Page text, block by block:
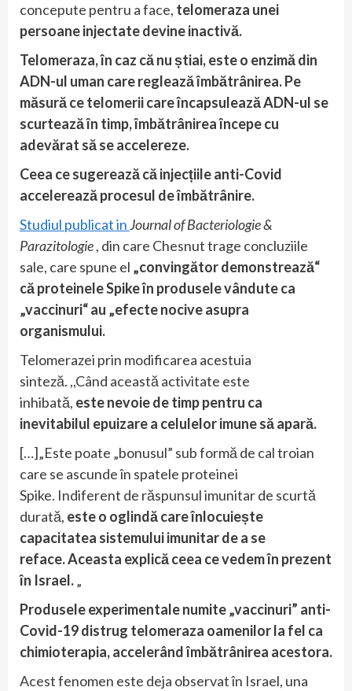
concepute pentru a face, telomeraza unei
persoane injectate devine inactivă.
Telomeraza, în caz că nu știai, este o enzimă din
ADN-ul uman care reglează îmbătrânirea. Pe
măsură ce telomerii care încapsulează ADN-ul se
scurtează în timp, îmbătrânirea începe cu
adevărat să se accelereze.
Ceea ce sugerează că injecțiile anti-Covid
accelerează procesul de îmbătrânire.
Studiul publicat inJournal of Bacteriologie &
Parazitologie, din care Chesnut trage concluziile
sale, care spune el „convingător demonstrează“
că proteinele Spike în produsele vândute ca
„vaccinuri“ au „efecte nocive asupra
organismului.
Telomerazei prin modificarea acestuia
sinteză. ,,Când această activitate este
inhibată, este nevoie de timp pentru ca
inevitabilul epuizare a celulelor imune să apară.
[…]„Este poate „bonusul” sub formă de cal troian
care se ascunde în spatele proteinei
Spike. Indiferent de răspunsul imunitar de scurtă
durată, este o oglindă care înlocuiește
capacitatea sistemului imunitar de a se
reface. Aceasta explică ceea ce vedem în prezent
în Israel.„
Produsele experimentale numite „vaccinuri” anti-
Covid-19 distrug telomeraza oamenilor la fel ca
chimioterapia, accelerând îmbătrânirea acestora.
Acest fenomen este deja observat în Israel, una